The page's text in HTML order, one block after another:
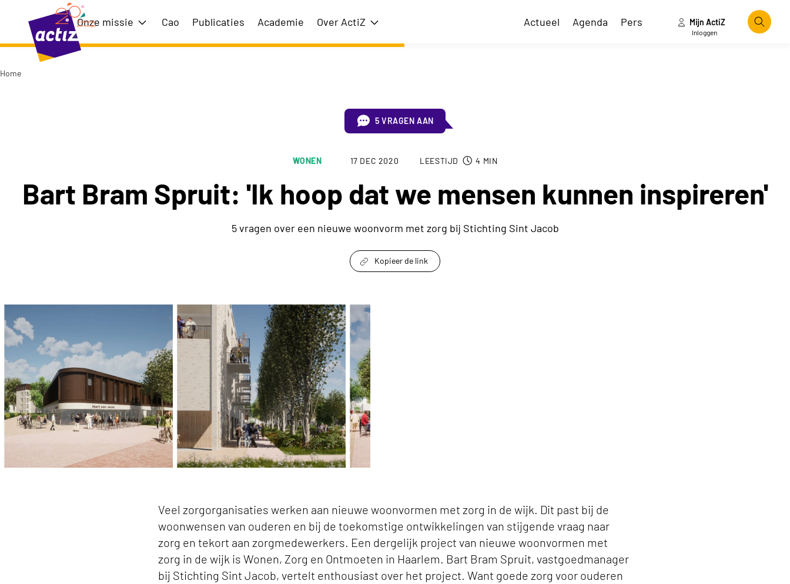
Naar hoofdinhoud
Naar menu Onze missie Toon submenu voor Onze missie
Cao Publicaties Academie Over ActiZ Toon submenu voor Over ActiZ Actueel Agenda Pers Mijn ActiZ
Inloggen
Home
5 VRAGEN AAN
WONEN 17 DEC 2020 LEESTIJD 4 MIN
Bart Bram Spruit: 'Ik hoop dat we mensen kunnen inspireren'
5 vragen over een nieuwe woonvorm met zorg bij Stichting Sint Jacob
Kopieer de link
Bart Bram Spruit: 'Ik hoop dat we mensen kunnen inspireren' keyvisual
Veel zorgorganisaties werken aan nieuwe woonvormen met zorg in de wijk. Dit past bij de
woonwensen van ouderen en bij de toekomstige ontwikkelingen van stijgende vraag naar
zorg en tekort aan zorgmedewerkers. Een dergelijk project van nieuwe woonvormen met
zorg in de wijk is Wonen, Zorg en Ontmoeten in Haarlem. Bart Bram Spruit, vastgoedmanager
bij Stichting Sint Jacob, vertelt enthousiast over het project. Want goede zorg voor ouderen